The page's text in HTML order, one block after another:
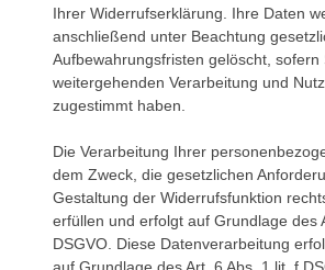
Ihrer Widerrufserklärung. Ihre Daten
anschließend unter Beachtung
Aufbewahrungsfristen gelöscht, sofern
weitergehenden Verarbeitung und
zugestimmt haben.
Die Verarbeitung Ihrer
dem Zweck, die gesetzlichen
Gestaltung der Widerrufsfunktion
erfüllen und erfolgt auf Grundlage des
DSGVO. Diese Datenverarbeitung